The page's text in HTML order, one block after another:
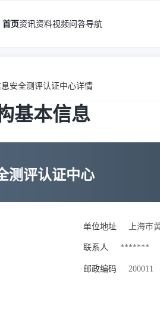
首页资讯资料视频问答导航
息安全测评认证中心详情
基本信息
测评认证中心
单位地址 上海市
联系人 *******
邮政编码 200011